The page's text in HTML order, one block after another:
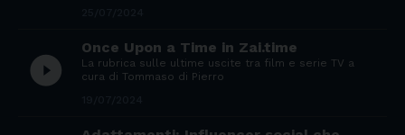
play_circle_filled
Once Upon a Time in Zai.time
La rubrica sulle ultime uscite tra film e serie TV a
cura di Tommaso di Pierro